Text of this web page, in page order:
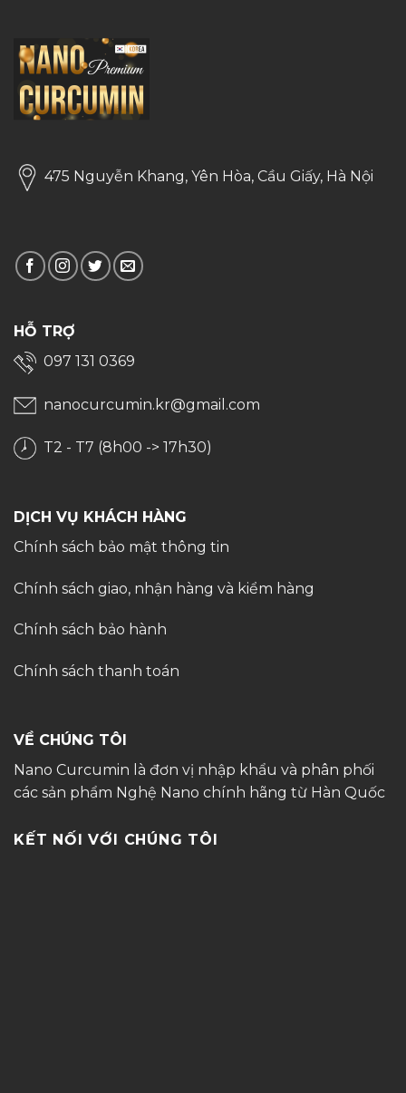
475 Nguyễn Khang, Yên Hòa, Cầu Giấy, Hà Nội
HỖ TRỢ
097 131 0369
nanocurcumin.kr@gmail.com
T2 - T7 (8h00 -> 17h30)
DỊCH VỤ KHÁCH HÀNG
Chính sách bảo mật thông tin
Chính sách giao, nhận hàng và kiểm hàng
Chính sách bảo hành
Chính sách thanh toán
VỀ CHÚNG TÔI
Nano Curcumin là đơn vị nhập khẩu và phân phối
các sản phẩm Nghệ Nano chính hãng từ Hàn Quốc
KẾT NỐI VỚI CHÚNG TÔI